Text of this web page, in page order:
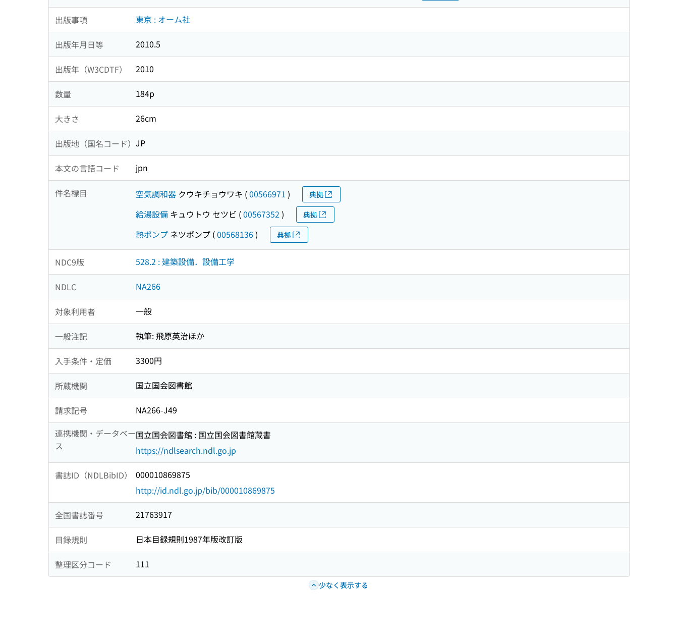
出版事項 東京 : オーム社
出版年月日等 2010.5
出版年（W3CDTF） 2010
数量 184p
大きさ 26cm
出版地（国名コード） JP
本文の言語コード jpn
件名標目 空気調和器 クウキチョウワキ (00566971 ) 典拠
給湯設備 キュウトウ セツビ (00567352 ) 典拠
熱ポンプ ネツポンプ (00568136) 典拠
NDC9版 528.2 : 建築設備．設備工学
NDLC NA266
対象利用者 一般
一般注記 執筆: 飛原英治ほか
入手条件・定価 3300円
所蔵機関 国立国会図書館
請求記号
NA266-J49
連携機関・データベー
ス
国立国会図書館 : 国立国会図書館蔵書
https://ndlsearch.ndl.go.jp
書誌ID（NDLBibID）
000010869875
http://id.ndl.go.jp/bib/000010869875
全国書誌番号 21763917
目録規則 日本目録規則1987年版改訂版
整理区分コード 111
少なく表示する